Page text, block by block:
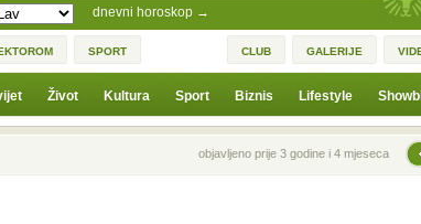
dnevni horoskop →
SPORT CLUB GALERIJE
Život Kultura Sport Biznis Lifestyle
Prethodna vijestobjavljeno prije 3 godine i 4 mjeseca